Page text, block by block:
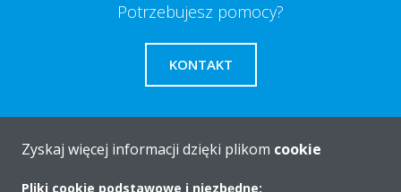
Potrzebujesz pomocy?
KONTAKT
Zyskaj więcej informacji dzięki plikom cookie
Pliki cookie podstawowe i niezbędne: